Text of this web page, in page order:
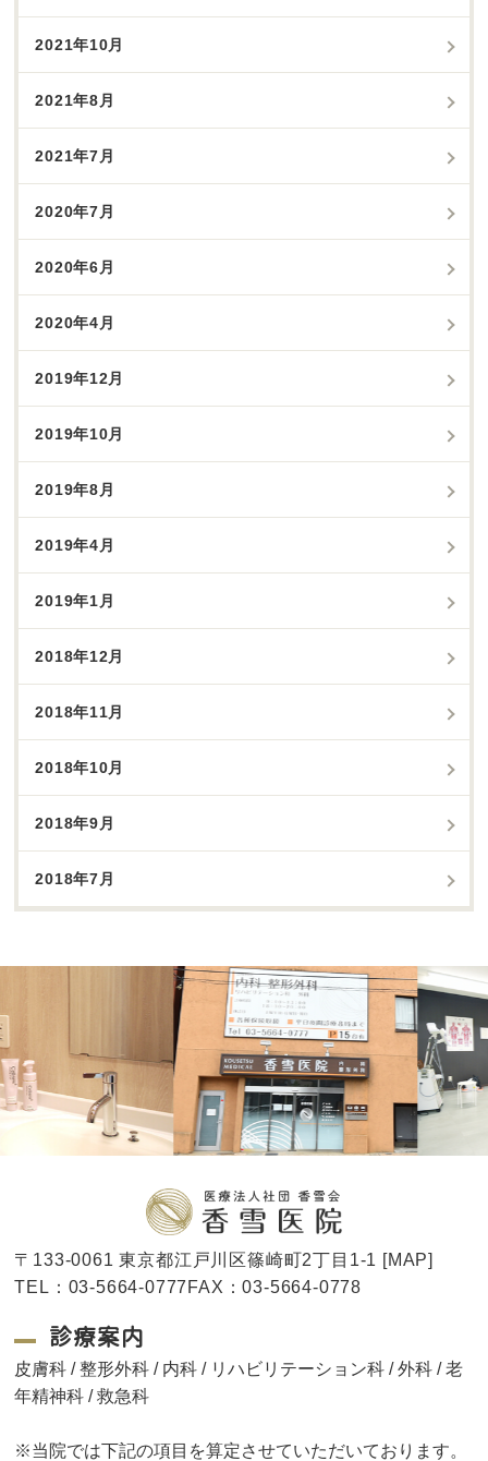
2021年10月
2021年8月
2021年7月
2020年7月
2020年6月
2020年4月
2019年12月
2019年10月
2019年8月
2019年4月
2019年1月
2018年12月
2018年11月
2018年10月
2018年9月
2018年7月
〒133-0061 東京都江戸川区篠崎町2丁目1-1 [MAP]
TEL：03-5664-0777FAX：03-5664-0778
診療案内
皮膚科 / 整形外科 / 内科 / リハビリテーション科 / 外科 / 老
年精神科 / 救急科
※当院では下記の項目を算定させていただいております。